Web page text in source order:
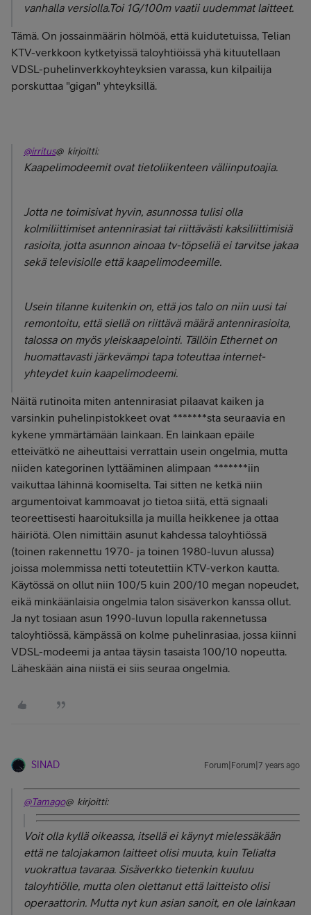
vanhalla versiolla.Toi 1G/100m vaatii uudemmat laitteet.
Tämä. On jossainmäärin hölmöä, että kuidutetuissa, Telian
KTV-verkkoon kytketyissä taloyhtiöissä yhä kituutellaan
VDSL-puhelinverkkoyhteyksien varassa, kun kilpailija
porskuttaa "gigan" yhteyksillä.
@irritus@ kirjoitti:
Kaapelimodeemit ovat tietoliikenteen väliinputoajia.
Jotta ne toimisivat hyvin, asunnossa tulisi olla
kolmiliittimiset antennirasiat tai riittävästi kaksiliittimisiä
rasioita, jotta asunnon ainoaa tv-töpseliä ei tarvitse jakaa
sekä televisiolle että kaapelimodeemille.
Usein tilanne kuitenkin on, että jos talo on niin uusi tai
remontoitu, että siellä on riittävä määrä antennirasioita,
talossa on myös yleiskaapelointi. Tällöin Ethernet on
huomattavasti järkevämpi tapa toteuttaa internet-
yhteydet kuin kaapelimodeemi.
Näitä rutinoita miten antennirasiat pilaavat kaiken ja
varsinkin puhelinpistokkeet ovat *******sta seuraavia en
kykene ymmärtämään lainkaan. En lainkaan epäile
etteivätkö ne aiheuttaisi verrattain usein ongelmia, mutta
niiden kategorinen lyttääminen alimpaan *******iin
vaikuttaa lähinnä koomiselta. Tai sitten ne ketkä niin
argumentoivat kammoavat jo tietoa siitä, että signaali
teoreettisesti haaroituksilla ja muilla heikkenee ja ottaa
häiriötä. Olen nimittäin asunut kahdessa taloyhtiössä
(toinen rakennettu 1970- ja toinen 1980-luvun alussa)
joissa molemmissa netti toteutettiin KTV-verkon kautta.
Käytössä on ollut niin 100/5 kuin 200/10 megan nopeudet,
eikä minkäänlaisia ongelmia talon sisäverkon kanssa ollut.
Ja nyt tosiaan asun 1990-luvun lopulla rakennetussa
taloyhtiössä, kämpässä on kolme puhelinrasiaa, jossa kiinni
VDSL-modeemi ja antaa täysin tasaista 100/10 nopeutta.
Läheskään aina niistä ei siis seuraa ongelmia.
SINAD Forum|Forum|7 years ago
@Tamago@ kirjoitti:
Voit olla kyllä oikeassa, itsellä ei käynyt mielessäkään
että ne talojakamon laitteet olisi muuta, kuin Telialta
vuokrattua tavaraa. Sisäverkko tietenkin kuuluu
taloyhtiölle, mutta olen olettanut että laitteisto olisi
operaattorin. Mutta nyt kun asian sanoit, en ole lainkaan